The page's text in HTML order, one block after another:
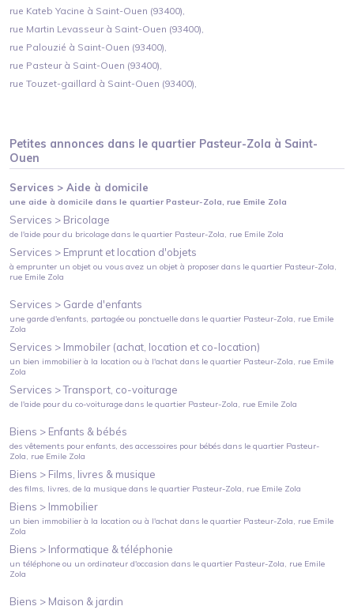
rue Kateb Yacine à Saint-Ouen (93400),
rue Martin Levasseur à Saint-Ouen (93400),
rue Palouzié à Saint-Ouen (93400),
rue Pasteur à Saint-Ouen (93400),
rue Touzet-gaillard à Saint-Ouen (93400),
Petites annonces dans le quartier Pasteur-Zola à Saint-
Ouen
Services >Aide à domicile
une aide à domicile dans le quartierPasteur-Zola, rue Emile Zola
Services > Bricolage
de l'aide pour du bricolage dans le quartier Pasteur-Zola, rue Emile Zola
Services > Emprunt et location d'objets
à emprunter un objet ou vous avez un objet à proposer dans le quartier Pasteur-Zola,
rue Emile Zola
Services > Garde d'enfants
une garde d'enfants, partagée ou ponctuelle dans le quartier Pasteur-Zola, rue Emile
Zola
Services > Immobiler (achat, location et co-location)
un bien immobilier à la location ou à l'achat dans le quartier Pasteur-Zola, rue Emile
Zola
Services >Transport, co-voiturage
de l'aide pour du co-voiturage dans le quartier Pasteur-Zola, rue Emile Zola
Biens > Enfants & bébés
des vêtements pour enfants, des accessoires pour bébés dans le quartier Pasteur-
Zola, rue Emile Zola
Biens > Films, livres & musique
des films, livres, de la musique dans le quartier Pasteur-Zola, rue Emile Zola
Biens > Immobilier
un bien immobilier à la location ou à l'achat dans le quartier Pasteur-Zola, rue Emile
Zola
Biens > Informatique & téléphonie
un téléphone ou un ordinateur d'occasion dans le quartier Pasteur-Zola, rue Emile
Zola
Biens > Maison & jardin